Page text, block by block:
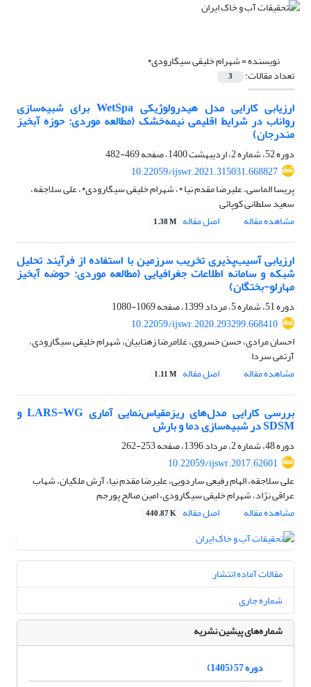
نویسنده =شهرام خلیقی سیگارودی*
تعداد مقالات: 3
ارزیابی کارایی مدل هیدرولوژیکی WetSpa برای شبیه‌سازی
رواناب در شرایط اقلیمی نیمه‌خشک (مطالعه موردی: حوزه آبخیز
مندرجان)
دوره 52، شماره 2، اردیبهشت 1400، صفحه
469-482
10.22059/ijswr.2021.315031.668827
پریسا الماسی، علیرضا مقدم نیا *، شهرام خلیقی سیگارودی*، علی سلاجقه،
سعید سلطانی کوپائی
مشاهده مقاله
اصل مقاله 1.38 M
ارزیابی آسیب‌پذیری تخریب سرزمین با استفاده از فرآیند تحلیل
شبکه و سامانه اطلاعات جغرافیایی (مطالعه موردی: حوضه آبخیز
مهارلو-بختگان)
دوره 51، شماره 5، مرداد 1399، صفحه
1069-1080
10.22059/ijswr.2020.293299.668410
احسان مرادی، حسن خسروی، غلامرضا زهتابیان، شهرام خلیقی سیگارودی،
آرتمی سردا
مشاهده مقاله
اصل مقاله 1.11 M
بررسی کارایی مدل‌های ریزمقیاس‌نمایی آماری LARS-WG و
SDSM در شبیه‌سازی دما و بارش
دوره 48، شماره 2، مرداد 1396، صفحه
253-262
10.22059/ijswr.2017.62601
علی سلاجقه، الهام رفیعی ساردویی، علیرضا مقدم نیا، آرش ملکیان، شهاب
عراقی نژاد، شهرام خلیقی سیگارودی، امین صالح پورجم
مشاهده مقاله
اصل مقاله 440.87 K
مقالات آماده انتشار
شماره جاری
شماره‌های پیشین نشریه
دوره 57 (1405)